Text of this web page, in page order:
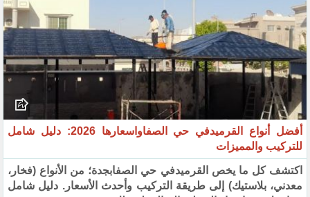
أفضل أنواع القرميدفي حي الصفاواسعارها 2026: دليل شامل
للتركيب والمميزات
اكتشف كل ما يخص القرميدفي حي الصفابجدة؛ من الأنواع (فخار،
معدني، بلاستيك) إلى طريقة التركيب وأحدث الأسعار. دليل شامل